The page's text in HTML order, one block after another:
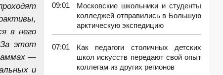
в него
За этот
—
и
09:01
Московские школьники и студенты
колледжей отправились в Большую
арктическую экспедицию
07:01
Как педагоги столичных детских
школ искусств передают свой опыт
коллегам из других регионов